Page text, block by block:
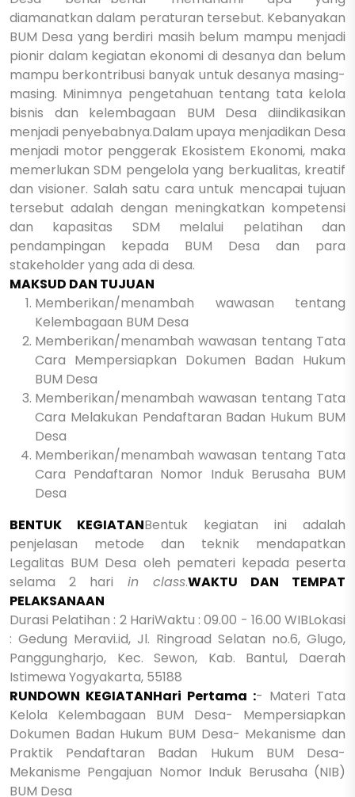
diamanatkan dalam peraturan tersebut. Kebanyakan
BUM Desa yang berdiri masih belum mampu menjadi
pionir dalam kegiatan ekonomi di desanya dan belum
mampu berkontribusi banyak untuk desanya masing-
masing. Minimnya pengetahuan tentang tata kelola
bisnis dan kelembagaan BUM Desa diindikasikan
menjadi penyebabnya.Dalam upaya menjadikan Desa
menjadi motor penggerak Ekosistem Ekonomi, maka
memerlukan SDM pengelola yang berkualitas, kreatif
dan visioner. Salah satu cara untuk mencapai tujuan
tersebut adalah dengan meningkatkan kompetensi
dan kapasitas SDM melalui pelatihan dan
pendampingan kepada BUM Desa dan para
stakeholder yang ada di desa.
MAKSUD DAN TUJUAN
Memberikan/menambah wawasan tentang
Kelembagaan BUM Desa
Memberikan/menambah wawasan tentang Tata
Cara Mempersiapkan Dokumen Badan Hukum
BUM Desa
Memberikan/menambah wawasan tentang Tata
Cara Melakukan Pendaftaran Badan Hukum BUM
Desa
Memberikan/menambah wawasan tentang Tata
Cara Pendaftaran Nomor Induk Berusaha BUM
Desa
BENTUK KEGIATANBentuk kegiatan ini adalah
penjelasan metode dan teknik mendapatkan
Legalitas BUM Desa oleh pemateri kepada peserta
selama 2 hari in class.WAKTU DAN TEMPAT
PELAKSANAAN
Durasi Pelatihan : 2 HariWaktu : 09.00 - 16.00 WIBLokasi
: Gedung Meravi.id, Jl. Ringroad Selatan no.6, Glugo,
Panggungharjo, Kec. Sewon, Kab. Bantul, Daerah
Istimewa Yogyakarta, 55188
RUNDOWN KEGIATANHari Pertama :- Materi Tata
Kelola Kelembagaan BUM Desa- Mempersiapkan
Dokumen Badan Hukum BUM Desa- Mekanisme dan
Praktik Pendaftaran Badan Hukum BUM Desa-
Mekanisme Pengajuan Nomor Induk Berusaha (NIB)
BUM Desa